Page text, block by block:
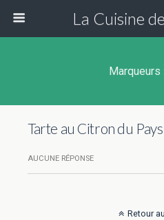
La Cuisine
Marqueurs
Tarte au Citron du
AUCUNE RÉPONSE
Retour